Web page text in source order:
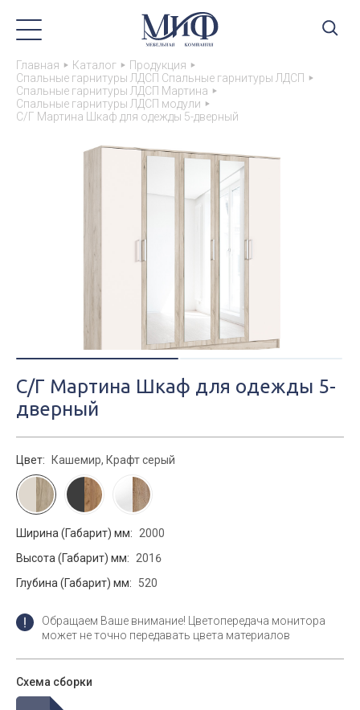
Главная Каталог
Продукция
Спальные гарнитуры ЛДСП Спальные гарнитуры ЛДСП
Спальные гарнитуры ЛДСП Мартина
Спальные гарнитуры ЛДСП модули
С/Г Мартина Шкаф для одежды 5-дверный
С/Г Мартина Шкаф для одежды 5-
дверный
Цвет: Кашемир, Крафт серый
Ширина (Габарит) мм:
2000
Высота (Габарит) мм:
2016
Глубина (Габарит) мм:
520
Обращаем Ваше внимание! Цветопередача монитора
может не точно передавать цвета материалов
Схема сборки